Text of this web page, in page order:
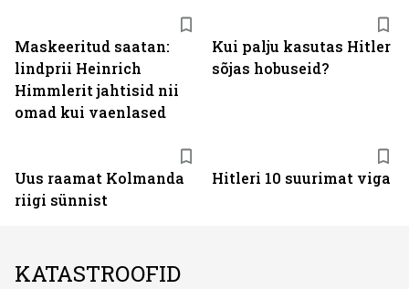
Maskeeritud saatan:
lindprii Heinrich
Himmlerit jahtisid nii
omad kui vaenlased
Kui palju kasutas Hitler
sõjas hobuseid?
Uus raamat Kolmanda
riigi sünnist
Hitleri 10 suurimat viga
KATASTROOFID